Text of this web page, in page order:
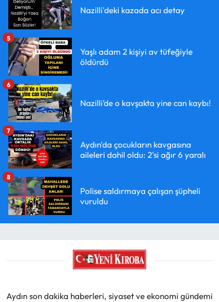
Nazilli'deki kazada acı detay
Yaşlı adam 2 kişiyi av tüfeğiyle
öldürdü
5
Nazilli’de o kavşakta yine can kaybı!
6
Aydın'da çocukların kavgasına
aileleri dahil oldu: 2'si ağır 6 yaralı
7
Polise saldırmaya çalışan şüpheli
vuruldu
8
Aydın son dakika haberleri, siyaset ve ekonomi gündemi